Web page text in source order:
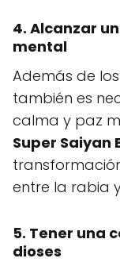
4. Alcanzar
mental
Además de
también es
calma y paz
Super Saiyan
entre la rabia
5. Tener una
dioses